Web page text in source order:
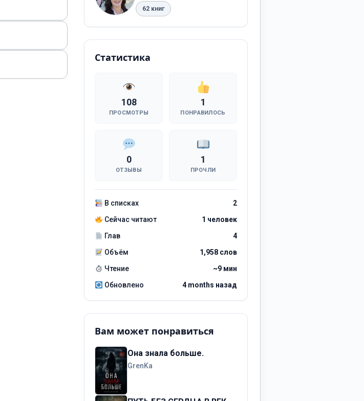
62 книг
Статистика
108
ПРОСМОТРЫ
1
ПОНРАВИЛОСЬ
0
ОТЗЫВЫ
1
ПРОЧЛИ
В списках
2
Сейчас читают
1 человек
Глав
4
Объём
1,958 слов
Чтение
~9 мин
Обновлено
4 months назад
Вам может понравиться
Она знала больше.
GrenKa